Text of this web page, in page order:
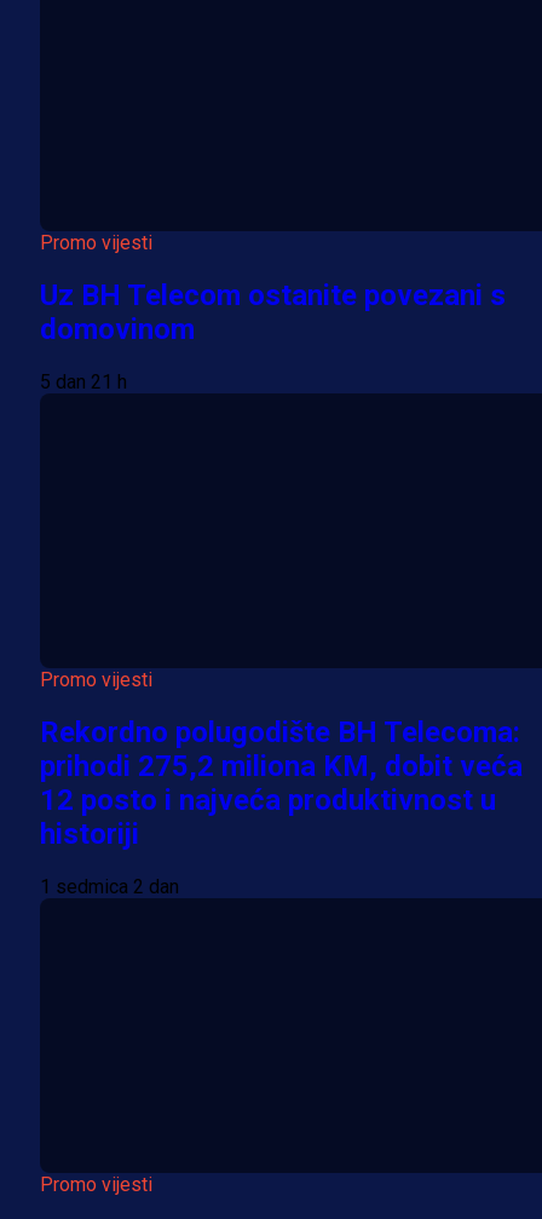
Promo vijesti
Uz BH Telecom ostanite povezani s
domovinom
5 dan 21 h
Promo vijesti
Rekordno polugodište BH Telecoma:
prihodi 275,2 miliona KM, dobit veća
12 posto i najveća produktivnost u
historiji
1 sedmica 2 dan
Promo vijesti